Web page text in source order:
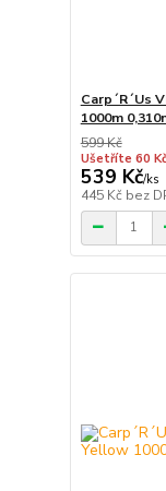
Carp´R´Us
1000m
599 Kč
Ušetříte 60 Kč
539 Kč/ks
445 Kč bez